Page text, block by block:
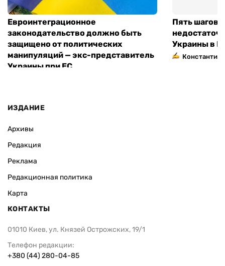
Евроинтеграционное
законодательство должно быть
защищено от политических
манипуляций — экс-представитель
Украины при ЕС
Пять шагов
Украины в
Константин
ИЗДАНИЕ
Архивы
Редакция
Реклама
Редакционная политика
Карта
КОНТАКТЫ
01010 Киев, ул. Князей Острожских, 19/1
Телефон редакции:
+380 (44) 280-04-85